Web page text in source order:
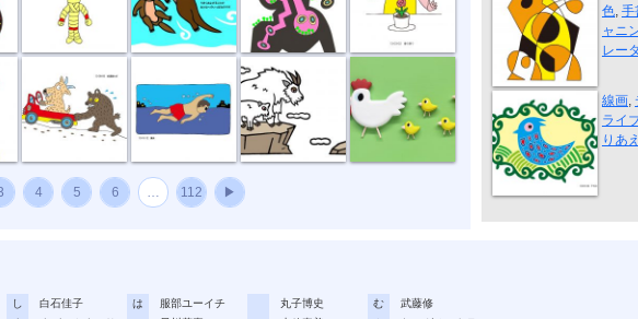
坂道登れば 遠泳 崖っぷちのシ... ニワトリ親子
4 5 6 … 112 ▶
色, 手
ャニ
レー
ピーちゃん
線画,
ライ
りあ
し
白石佳子
は
服部ユーイチ
丸子博史
む
武藤修